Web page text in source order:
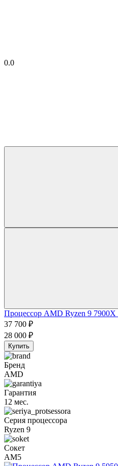
0.0
Процессор AMD Ryzen 9
37 700 ₽
28 000 ₽
Купить
Бренд
AMD
Гарантия
12 мес.
Серия процессора
Ryzen 9
Сокет
AM5